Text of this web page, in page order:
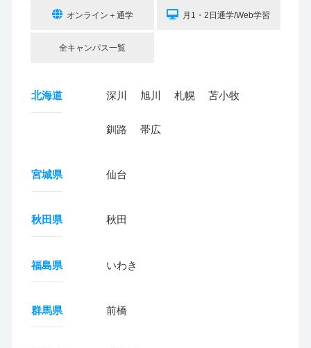
オンライン＋通学 月1・2日通学/Web学習
全キャンパス一覧
北海道 深川 旭川 札幌 苫小牧
釧路 帯広
宮城県 仙台
秋田県 秋田
福島県 いわき
群馬県 前橋